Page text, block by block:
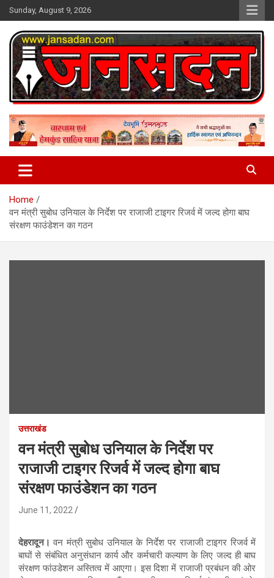
Skip
to
content
Sunday, August 9, 2026
Jan Sadan
Home
वन मंत्री सुबोध उनियाल के निर्देश पर राजाजी टाइगर रिजर्व में जल्द होगा बाघ
संरक्षण फाउंडेशन का गठन
उत्तराखंड
वन मंत्री सुबोध उनियाल के निर्देश पर
राजाजी टाइगर रिजर्व में जल्द होगा बाघ
संरक्षण फाउंडेशन का गठन
June 11, 2022
देहरादून। वन मंत्री सुबोध उनियाल के निर्देश पर राजाजी टाइगर रिजर्व में
बाघों से संबंधित अनुसंधान कार्य और कर्मचारी कल्याण के लिए जल्द ही बाघ
संरक्षण फांउडेशन अस्तित्व में आएगा। इस दिशा में राजाजी प्रबंधन की ओर